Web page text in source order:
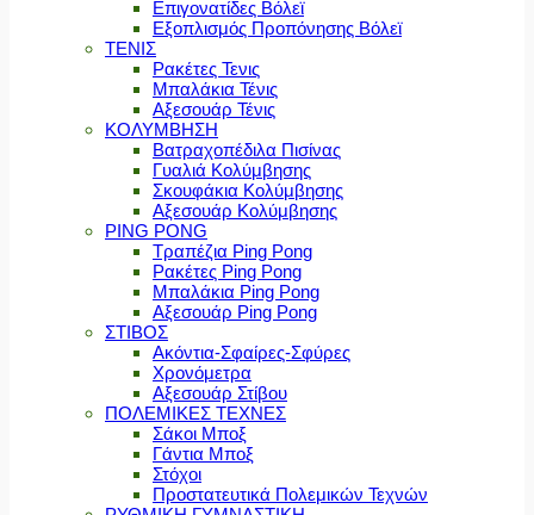
Επιγονατίδες Βόλεϊ
Εξοπλισμός Προπόνησης Βόλεϊ
ΤΕΝΙΣ
Ρακέτες Τενις
Μπαλάκια Τένις
Αξεσουάρ Τένις
ΚΟΛΥΜΒΗΣΗ
Βατραχοπέδιλα Πισίνας
Γυαλιά Κολύμβησης
Σκουφάκια Κολύμβησης
Αξεσουάρ Κολύμβησης
PING PONG
Τραπέζια Ping Pong
Ρακέτες Ping Pong
Μπαλάκια Ping Pong
Αξεσουάρ Ping Pong
ΣΤΙΒΟΣ
Ακόντια-Σφαίρες-Σφύρες
Χρονόμετρα
Αξεσουάρ Στίβου
ΠΟΛΕΜΙΚΕΣ ΤΕΧΝΕΣ
Σάκοι Μποξ
Γάντια Μποξ
Στόχοι
Προστατευτικά Πολεμικών Τεχνών